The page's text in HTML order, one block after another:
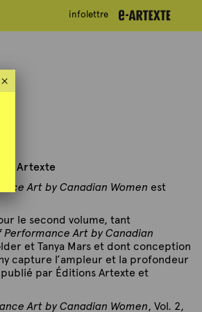
infolettre
infolettre
Artexte
Art by Canadian Women est
le second volume, tant
Art by Canadian
et Tanya Mars et dont conception
capture l’ampleur et la profondeur
par Éditions Artexte et
Art by Canadian Women, Vol. 2,
×